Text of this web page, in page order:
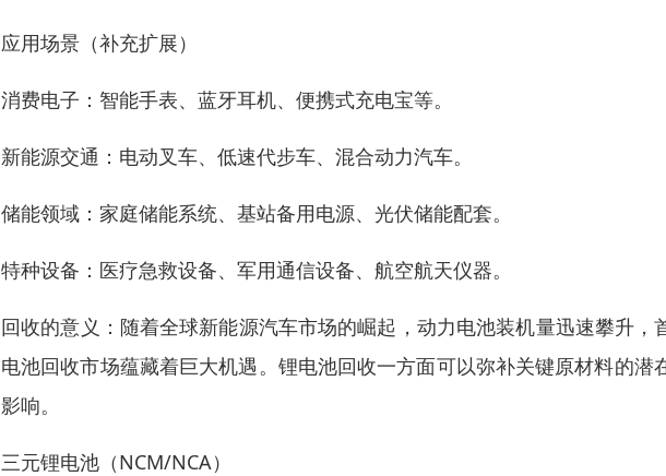
应用场景（补充扩展）
消费电子：智能手表、蓝牙耳机、便携式充电宝等。
新能源交通：电动叉车、低速代步车、混合动力汽车。
储能领域：家庭储能系统、基站备用电源、光伏储能配套。
特种设备：医疗急救设备、军用通信设备、航空航天仪器。
回收的意义：随着全球新能源汽车市场的崛起，动力电池装机量迅速攀升，
电池回收市场蕴藏着巨大机遇。锂电池回收一方面可以弥补关键原材料的
影响。
三元锂电池（NCM/NCA）